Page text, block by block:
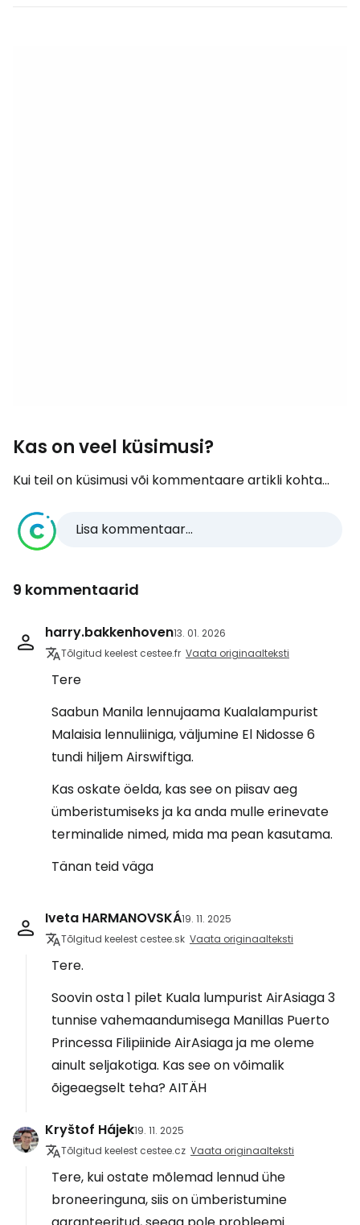
Kas on veel küsimusi?
Kui teil on küsimusi või kommentaare artikli kohta...
Lisa kommentaar...
9 kommentaarid
harry.bakkenhoven13. 01. 2026
Tõlgitud keelest cestee.fr Vaata originaalteksti
Tere
Saabun Manila lennujaama Kualalampurist
Malaisia lennuliiniga, väljumine El Nidosse 6
tundi hiljem Airswiftiga.
Kas oskate öelda, kas see on piisav aeg
ümberistumiseks ja ka anda mulle erinevate
terminalide nimed, mida ma pean kasutama.
Tänan teid väga
Iveta HARMANOVSKÁ19. 11. 2025
Tõlgitud keelest cestee.sk Vaata originaalteksti
Tere.
Soovin osta 1 pilet Kuala lumpurist AirAsiaga 3
tunnise vahemaandumisega Manillas Puerto
Princessa Filipiinide AirAsiaga ja me oleme
ainult seljakotiga. Kas see on võimalik
õigeaegselt teha? AITÄH
Kryštof Hájek19. 11. 2025
Tõlgitud keelest cestee.cz Vaata originaalteksti
Tere, kui ostate mõlemad lennud ühe
broneeringuna, siis on ümberistumine